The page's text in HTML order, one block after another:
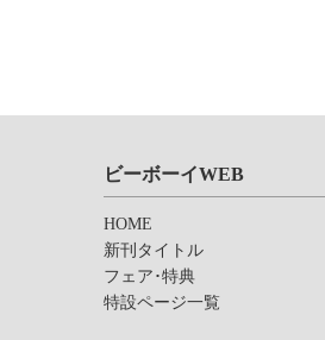
ビーボーイWEB
HOME
新刊タイトル
フェア･特典
特設ページ一覧